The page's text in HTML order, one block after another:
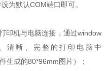
为默认COM端口即可。
机与电脑连接，通过window
清晰、完整的打印电脑中
生成的80*96mm图片）；